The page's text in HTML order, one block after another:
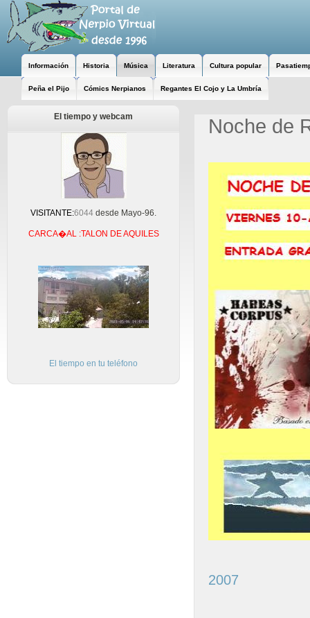
Información Historia Música Literatura Cultura popular
Peña el Pijo Cómics Nerpianos Regantes El Cojo y La Umbría
El tiempo y webcam
VISITANTE:6044 desde Mayo-96.
CARCA�AL :TALON DE AQUILES
El tiempo en tu teléfono
Noche de
2007